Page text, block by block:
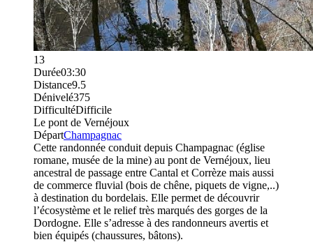
13
Durée03:30
Distance9.5
Dénivelé375
DifficultéDifficile
Le pont de Vernéjoux
DépartChampagnac
Cette randonnée conduit depuis Champagnac (église
romane, musée de la mine) au pont de Vernéjoux, lieu
ancestral de passage entre Cantal et Corrèze mais aussi
de commerce fluvial (bois de chêne, piquets de vigne,..)
à destination du bordelais. Elle permet de découvrir
l’écosystème et le relief très marqués des gorges de la
Dordogne. Elle s’adresse à des randonneurs avertis et
bien équipés (chaussures, bâtons).